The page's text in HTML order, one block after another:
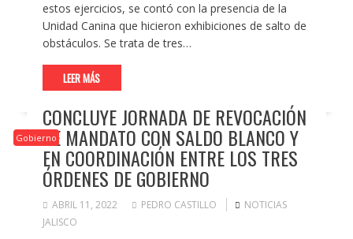
estos ejercicios, se contó con la presencia de la
Unidad Canina que hicieron exhibiciones de salto de
obstáculos. Se trata de tres…
LEER MÁS
Gobierno
CONCLUYE JORNADA DE REVOCACIÓN
DE MANDATO CON SALDO BLANCO Y
EN COORDINACIÓN ENTRE LOS TRES
ÓRDENES DE GOBIERNO
ABRIL 11, 2022 PEDRO CASTILLO
NOTICIAS
JALISCO